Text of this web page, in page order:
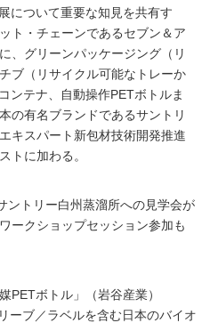
について重要な知見を共有す
ト・チェーンであるセブン＆ア
、グリーンパッケージング（リ
ブ（リサイクル可能なトレーか
ンテナ、自動操作PETボトルま
の有名ブランドであるサントリ
キスパート新包材技術開発推進
トに加わる。
ントリー白州蒸溜所への見学会が
ークショップセッション参加も
PETボトル」（岩谷産業）
ーブ／ラベルを含む日本のバイオ